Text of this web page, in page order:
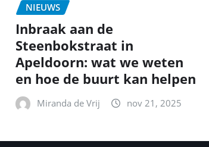
NIEUWS
Inbraak aan de
Steenbokstraat in
Apeldoorn: wat we weten
en hoe de buurt kan helpen
Miranda de Vrij nov 21, 2025